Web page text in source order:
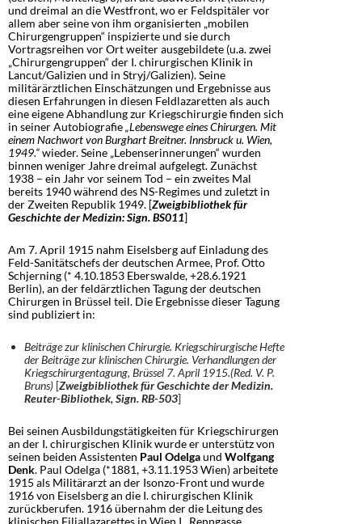
und dreimal an die Westfront, wo er Feldspitäler vor
allem aber seine von ihm organisierten „mobilen
Chirurgengruppen“ inspizierte und sie durch
Vortragsreihen vor Ort weiter ausgebildete (u.a. zwei
„Chirurgengruppen“ der I. chirurgischen Klinik in
Lancut/Galizien und in Stryj/Galizien). Seine
militärärztlichen Einschätzungen und Ergebnisse aus
diesen Erfahrungen in diesen Feldlazaretten als auch
eine eigene Abhandlung zur Kriegschirurgie finden sich
in seiner Autobiografie„Lebenswege eines Chirurgen. Mit
einem Nachwort von Burghart Breitner. Innsbruck u. Wien,
1949.“wieder. Seine „Lebenserinnerungen“ wurden
binnen weniger Jahre dreimal aufgelegt. Zunächst
1938 – ein Jahr vor seinem Tod – ein zweites Mal
bereits 1940 während des NS-Regimes und zuletzt in
der Zweiten Republik 1949. [Zweigbibliothek für
Geschichte der Medizin: Sign. BS011]
Am 7. April 1915 nahm Eiselsberg auf Einladung des
Feld-Sanitätschefs der deutschen Armee, Prof. Otto
Schjerning (* 4.10.1853 Eberswalde, +28.6.1921
Berlin), an der feldärztlichen Tagung der deutschen
Chirurgen in Brüssel teil. Die Ergebnisse dieser Tagung
sind publiziert in:
Beiträge zur klinischen Chirurgie. Kriegschirurgische Hefte
der Beiträge zur klinischen Chirurgie. Verhandlungen der
Kriegschirurgentagung, Brüssel 7. April 1915.(Red. V. P.
Bruns) [Zweigbibliothek für Geschichte der Medizin.
Reuter-Bibliothek, Sign. RB-503]
Bei seinen Ausbildungstätigkeiten für Kriegschirurgen
an der I. chirurgischen Klinik wurde er unterstütz von
seinen beiden Assistenten Paul Odelgaund Wolfgang
Denk. Paul Odelga (*1881, +3.11.1953 Wien) arbeitete
1915 als Militärarzt an der Isonzo-Front und wurde
1916 von Eiselsberg an die I. chirurgischen Klinik
zurückberufen. 1916 übernahm der die Leitung des
klinischen Filiallazarettes in Wien I., Renngasse.